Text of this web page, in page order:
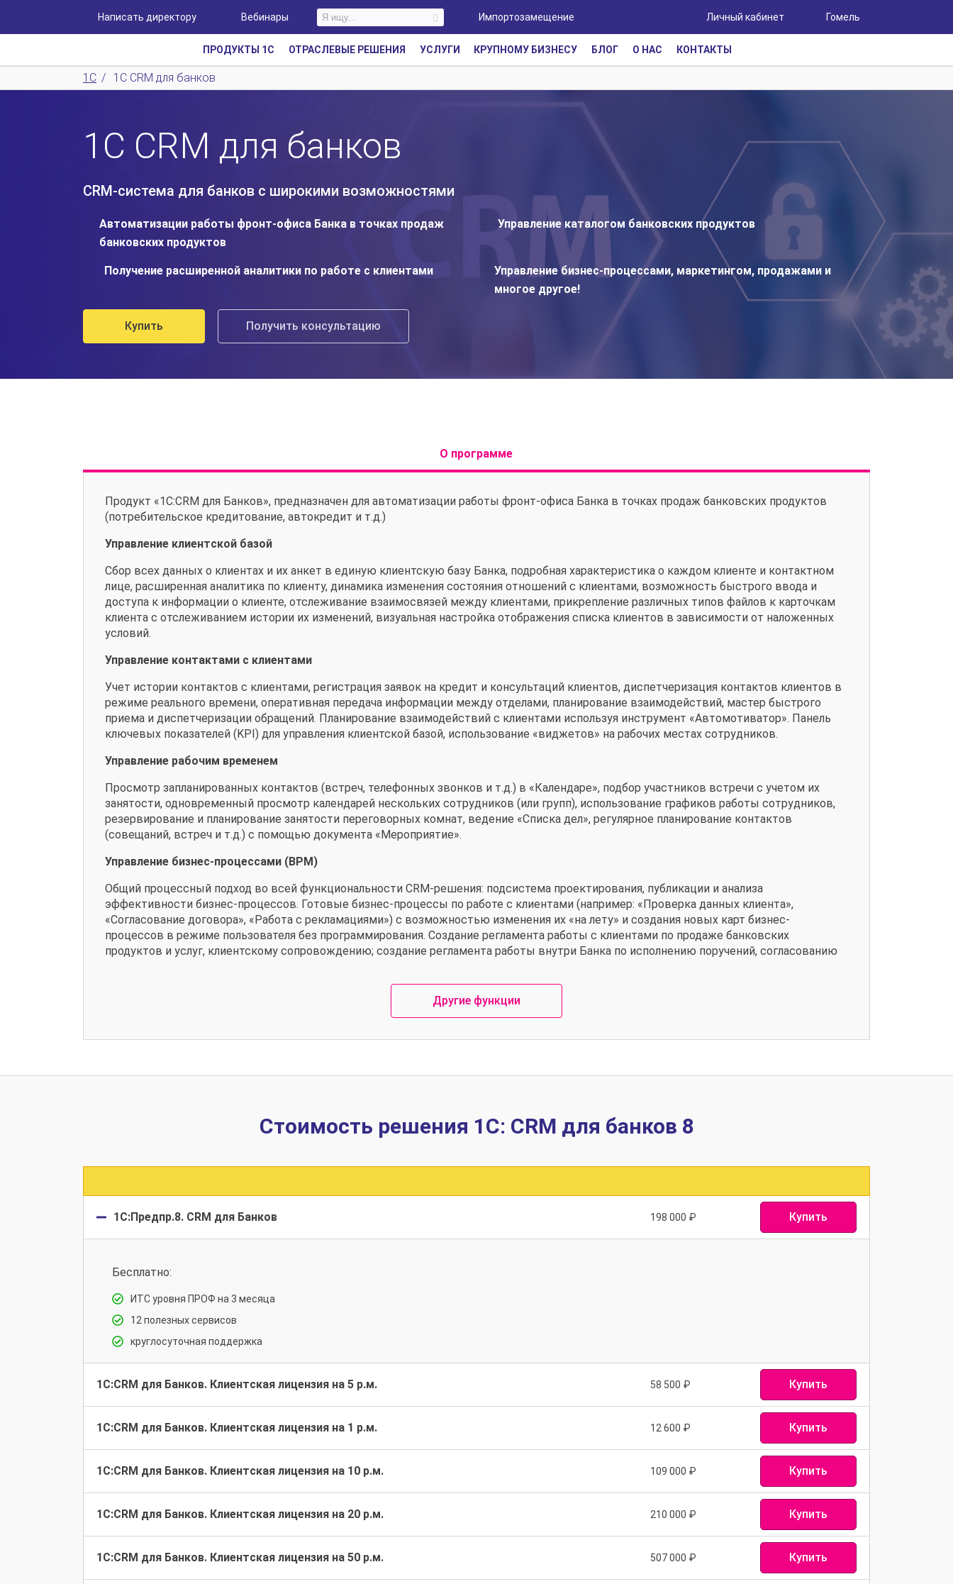
Написать директору Вебинары Импортозамещение Личный кабинет Гомель
ПРОДУКТЫ 1С ОТРАСЛЕВЫЕ РЕШЕНИЯ УСЛУГИ КРУПНОМУ БИЗНЕСУ БЛОГ О НАС КОНТАКТЫ
1С / 1С CRM для банков
1С CRM для банков
СRM-система для банков с широкими возможностями
Автоматизации работы фронт-офиса Банка в точках продаж
банковских продуктов
Управление каталогом банковских продуктов
Получение расширенной аналитики по работе с клиентами
Управление бизнес-процессами, маркетингом, продажами и
многое другое!
Купить Получить консультацию
О программе
Продукт «1С:CRM для Банков», предназначен для автоматизации работы фронт-офиса Банка в точках продаж банковских продуктов
(потребительское кредитование, автокредит и т.д.)
Управление клиентской базой
Сбор всех данных о клиентах и их анкет в единую клиентскую базу Банка, подробная характеристика о каждом клиенте и контактном
лице, расширенная аналитика по клиенту, динамика изменения состояния отношений с клиентами, возможность быстрого ввода и
доступа к информации о клиенте, отслеживание взаимосвязей между клиентами, прикрепление различных типов файлов к карточкам
клиента с отслеживанием истории их изменений, визуальная настройка отображения списка клиентов в зависимости от наложенных
условий.
Управление контактами с клиентами
Учет истории контактов с клиентами, регистрация заявок на кредит и консультаций клиентов, диспетчеризация контактов клиентов в
режиме реального времени, оперативная передача информации между отделами, планирование взаимодействий, мастер быстрого
приема и диспетчеризации обращений. Планирование взаимодействий с клиентами используя инструмент «Автомотиватор». Панель
ключевых показателей (KPI) для управления клиентской базой, использование «виджетов» на рабочих местах сотрудников.
Управление рабочим временем
Просмотр запланированных контактов (встреч, телефонных звонков и т.д.) в «Календаре», подбор участников встречи с учетом их
занятости, одновременный просмотр календарей нескольких сотрудников (или групп), использование графиков работы сотрудников,
резервирование и планирование занятости переговорных комнат, ведение «Списка дел», регулярное планирование контактов
(совещаний, встреч и т.д.) с помощью документа «Мероприятие».
Управление бизнес-процессами (BPM)
Общий процессный подход во всей функциональности CRM-решения: подсистема проектирования, публикации и анализа
эффективности бизнес-процессов. Готовые бизнес-процессы по работе с клиентами (например: «Проверка данных клиента»,
«Согласование договора», «Работа с рекламациями») с возможностью изменения их «на лету» и создания новых карт бизнес-
процессов в режиме пользователя без программирования. Создание регламента работы с клиентами по продаже банковских
продуктов и услуг, клиентскому сопровождению; создание регламента работы внутри Банка по исполнению поручений, согласованию
Другие функции
Стоимость решения 1C: CRM для банков 8
1С:Предпр.8. CRM для Банков 198 000 ₽ Купить
Бесплатно:
ИТС уровня ПРОФ на 3 месяца
12 полезных сервисов
круглосуточная поддержка
1С:CRM для Банков. Клиентская лицензия на 5 р.м. 58 500 ₽ Купить
1С:CRM для Банков. Клиентская лицензия на 1 р.м. 12 600 ₽ Купить
1С:CRM для Банков. Клиентская лицензия на 10 р.м. 109 000 ₽ Купить
1С:CRM для Банков. Клиентская лицензия на 20 р.м. 210 000 ₽ Купить
1С:CRM для Банков. Клиентская лицензия на 50 р.м. 507 000 ₽ Купить